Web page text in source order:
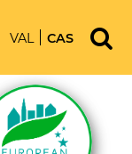
VAL CAS